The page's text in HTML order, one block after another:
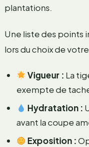
plantations.
Une liste des points
lors du choix de
Vigueur : La
exempte de
Hydratation :
avant la coupe
Exposition :